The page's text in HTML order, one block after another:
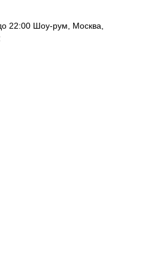
22:00 Шоу-рум, Москва,